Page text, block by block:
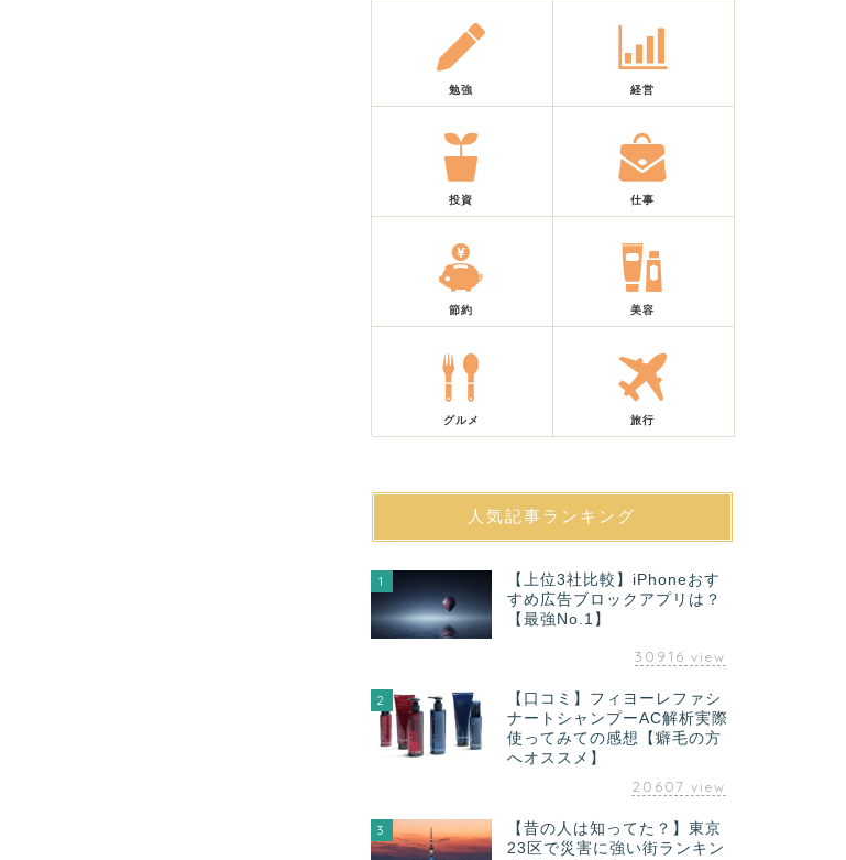
勉強 経営
投資 仕事
節約 美容
グルメ 旅行
人気記事ランキング
1
【上位3社比較】iPhoneおす
すめ広告ブロックアプリは？
【最強No.1】
30916 view
2
【口コミ】フィヨーレファシ
ナートシャンプーAC解析実際
使ってみての感想【癖毛の方
へオススメ】
20607 view
3
【昔の人は知ってた？】東京
23区で災害に強い街ランキン